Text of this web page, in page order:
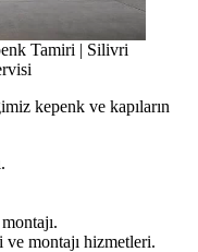
Tamiri | Silivri
kepenk ve kapıların
montajı hizmetleri.